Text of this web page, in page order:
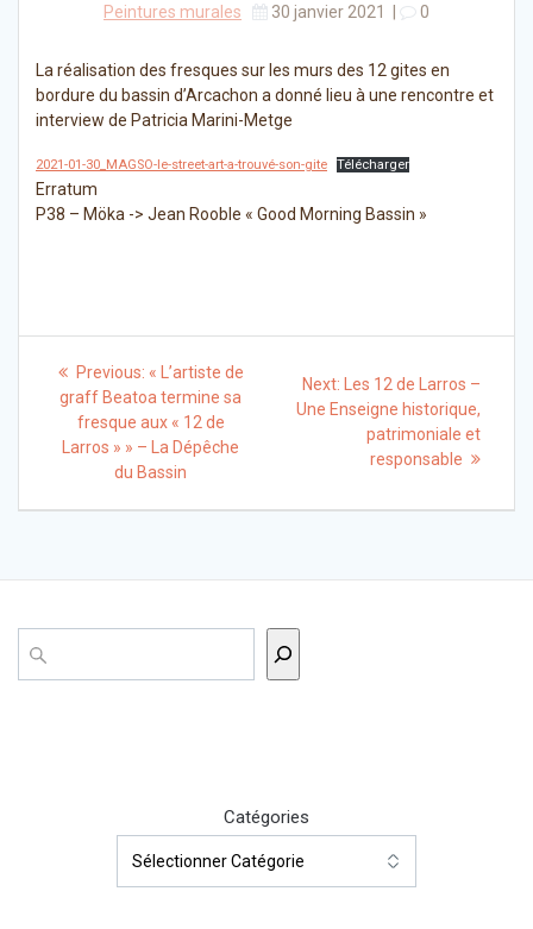
Peintures murales
30 janvier 2021 0
La réalisation des fresques sur les murs des 12 gites en
bordure du bassin d’Arcachon a donné lieu à une rencontre et
interview de Patricia Marini-Metge
2021-01-30_MAGSO-le-street-art-a-trouvé-son-gite Télécharger
Erratum
P38 – Möka -> Jean Rooble « Good Morning Bassin »
Navigation
l’article
Previous: Previous
post:
« L’artiste de
graff Beatoa termine sa
fresque aux « 12 de
Larros » » – La Dépêche
du Bassin
Next: Next
post:
Les 12 de Larros –
Une Enseigne historique,
patrimoniale et
responsable
Rechercher
Catégories